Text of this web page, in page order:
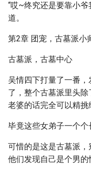
“哎~终究还是要靠小
道。
第2章 团宠，古墓派小
古墓派，古墓中心
吴情四下打量了一番，
了，整个古墓派里头
老婆的话完全可以精挑
毕竟这些女弟子一个个
可惜的是这是古墓派
他们发现自己是个男的